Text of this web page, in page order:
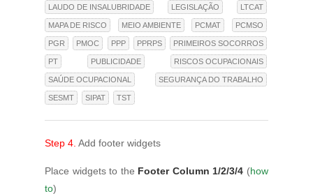
LAUDO DE INSALUBRIDADE LEGISLAÇÃO LTCAT
MAPA DE RISCO MEIO AMBIENTE PCMAT PCMSO
PGR PMOC PPP PPRPS PRIMEIROS SOCORROS
PT PUBLICIDADE RISCOS OCUPACIONAIS
SAÚDE OCUPACIONAL SEGURANÇA DO TRABALHO
SESMT SIPAT TST
Step 4. Add footer widgets
Place widgets to the Footer Column 1/2/3/4 (how
to)